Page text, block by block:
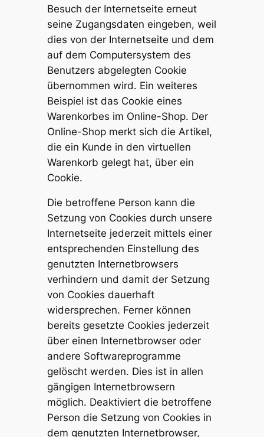
Besuch der Internetseite erneut
seine Zugangsdaten eingeben, weil
dies von der Internetseite und dem
auf dem Computersystem des
Benutzers abgelegten Cookie
übernommen wird. Ein weiteres
Beispiel ist das Cookie eines
Warenkorbes im Online-Shop. Der
Online-Shop merkt sich die Artikel,
die ein Kunde in den virtuellen
Warenkorb gelegt hat, über ein
Cookie.
Die betroffene Person kann die
Setzung von Cookies durch unsere
Internetseite jederzeit mittels einer
entsprechenden Einstellung des
genutzten Internetbrowsers
verhindern und damit der Setzung
von Cookies dauerhaft
widersprechen. Ferner können
bereits gesetzte Cookies jederzeit
über einen Internetbrowser oder
andere Softwareprogramme
gelöscht werden. Dies ist in allen
gängigen Internetbrowsern
möglich. Deaktiviert die betroffene
Person die Setzung von Cookies in
dem genutzten Internetbrowser,